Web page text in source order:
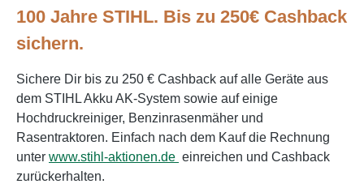
100 Jahre STIHL. Bis zu 250€ Cashback
sichern.
Sichere Dir bis zu 250 € Cashback auf alle Geräte aus
dem STIHL Akku AK-System sowie auf einige
Hochdruckreiniger, Benzinrasenmäher und
Rasentraktoren. Einfach nach dem Kauf die Rechnung
unter www.stihl-aktionen.de einreichen und Cashback
zurückerhalten.